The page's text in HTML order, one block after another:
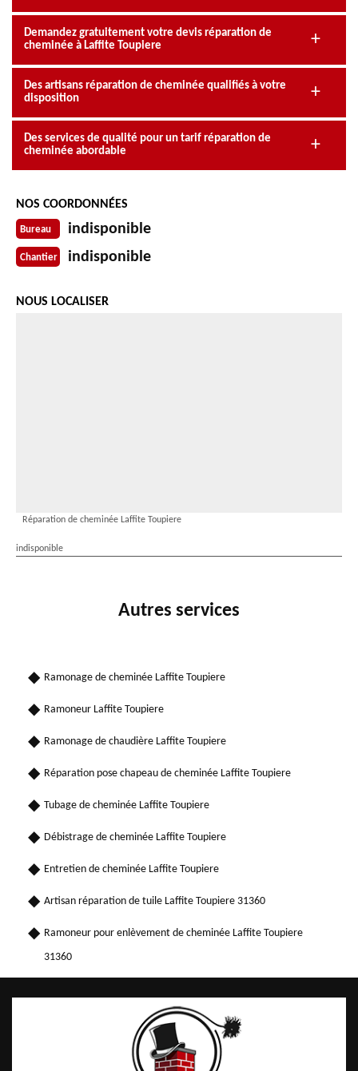
Demandez gratuitement votre devis réparation de
cheminée à Laffite Toupiere
Des artisans réparation de cheminée qualifiés à votre
disposition
Des services de qualité pour un tarif réparation de
cheminée abordable
NOS COORDONNÉES
Bureau indisponible
Chantier indisponible
NOUS LOCALISER
Réparation de cheminée Laffite Toupiere
indisponible
Autres services
Ramonage de cheminée Laffite Toupiere
Ramoneur Laffite Toupiere
Ramonage de chaudière Laffite Toupiere
Réparation pose chapeau de cheminée Laffite Toupiere
Tubage de cheminée Laffite Toupiere
Débistrage de cheminée Laffite Toupiere
Entretien de cheminée Laffite Toupiere
Artisan réparation de tuile Laffite Toupiere 31360
Ramoneur pour enlèvement de cheminée Laffite Toupiere
31360